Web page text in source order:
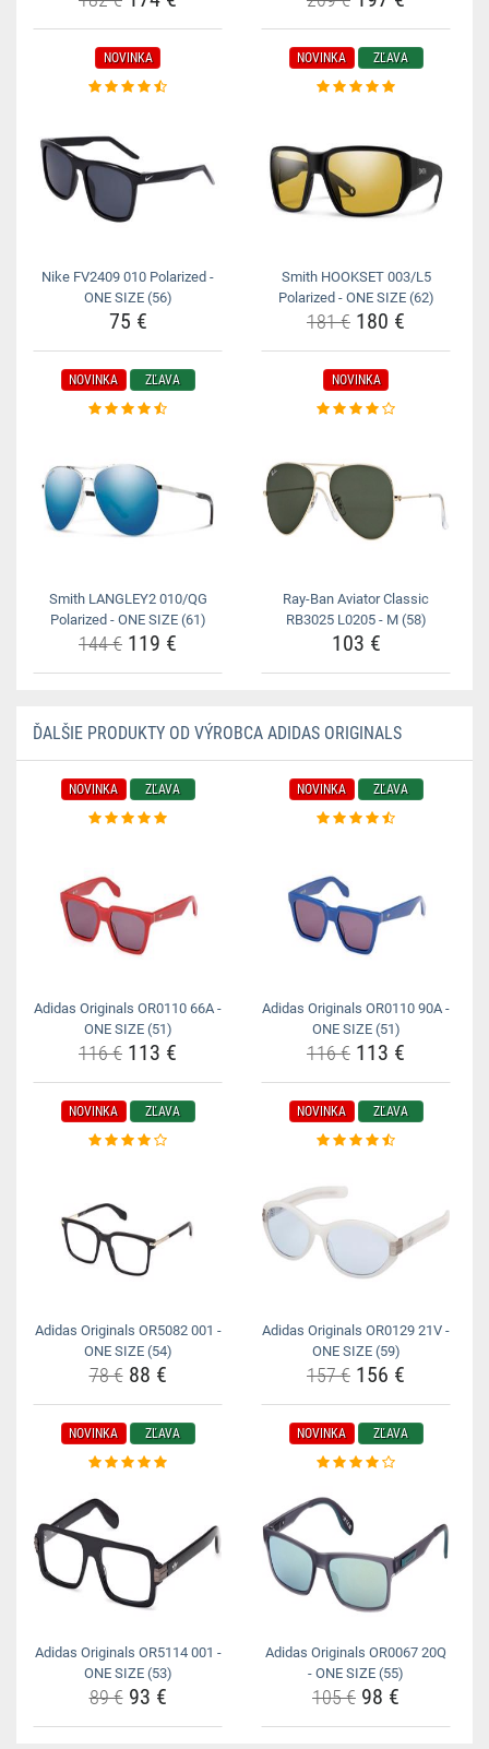
NOVINKA
Nike FV2409 010 Polarized -
ONE SIZE (56)
75 €
NOVINKA ZĽAVA
Smith HOOKSET 003/L5
Polarized - ONE SIZE (62)
181 € 180 €
NOVINKA ZĽAVA
Smith LANGLEY2 010/QG
Polarized - ONE SIZE (61)
144 € 119 €
NOVINKA
Ray-Ban Aviator Classic
RB3025 L0205 - M (58)
103 €
ĎALŠIE PRODUKTY OD VÝROBCA ADIDAS ORIGINALS
NOVINKA ZĽAVA
Adidas Originals OR0110 66A -
ONE SIZE (51)
116 € 113 €
NOVINKA ZĽAVA
Adidas Originals OR0110 90A -
ONE SIZE (51)
116 € 113 €
NOVINKA ZĽAVA
Adidas Originals OR5082 001 -
ONE SIZE (54)
78 €88 €
NOVINKA ZĽAVA
Adidas Originals OR0129 21V -
ONE SIZE (59)
157 € 156 €
NOVINKA ZĽAVA
Adidas Originals OR5114 001 -
ONE SIZE (53)
89 €93 €
NOVINKA ZĽAVA
Adidas Originals OR0067 20Q
- ONE SIZE (55)
105 € 98 €